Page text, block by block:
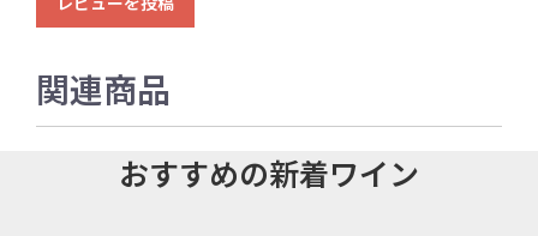
関連商品
おすすめの新着ワイン